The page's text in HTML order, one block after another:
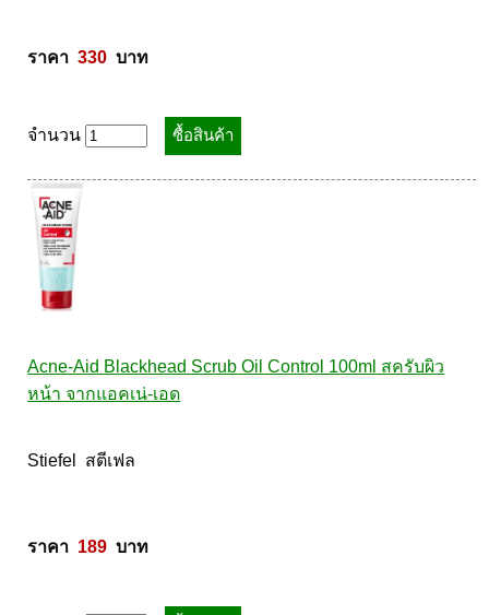
ราคา 330
  บาท
จำนวน
Acne-Aid Blackhead Scrub Oil Control 100ml สครับผิว
หน้า จากแอคเน่-เอด
Stiefel  สตีเฟล
ราคา 189
  บาท